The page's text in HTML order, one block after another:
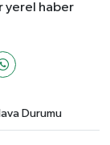
yerel haber
Durumu